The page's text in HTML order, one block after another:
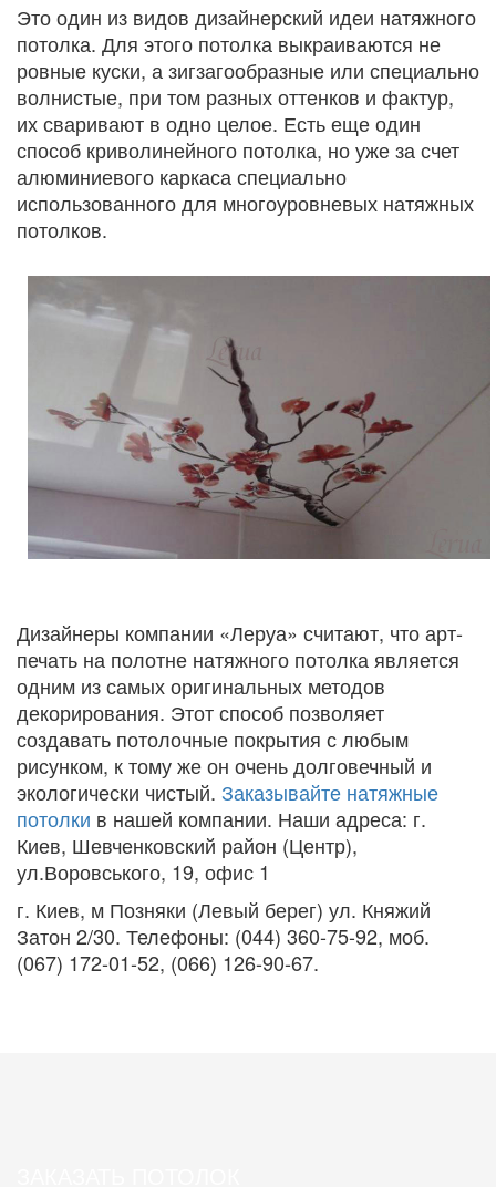
Это один из видов дизайнерский идеи натяжного
потолка. Для этого потолка выкраиваются не
ровные куски, а зигзагообразные или специально
волнистые, при том разных оттенков и фактур,
их сваривают в одно целое. Есть еще один
способ криволинейного потолка, но уже за счет
алюминиевого каркаса специально
использованного для многоуровневых натяжных
потолков.
Дизайнеры компании «Леруа» считают, что арт-
печать на полотне натяжного потолка является
одним из самых оригинальных методов
декорирования. Этот способ позволяет
создавать потолочные покрытия с любым
рисунком, к тому же он очень долговечный и
экологически чистый. Заказывайте натяжные
потолки в нашей компании. Наши адреса: г.
Киев, Шевченковский район (Центр),
ул.Воровського, 19, офис 1
г. Киев, м Позняки (Левый берег) ул. Княжий
Затон 2/30. Телефоны: (044) 360-75-92, моб.
(067) 172-01-52, (066) 126-90-67.